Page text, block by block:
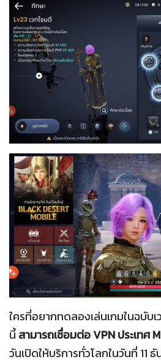
ใครที่อยากทดลองเล่นเกมในฉบับ
นี้สามารถเชื่อมต่อ VPN ประเทศ
วันเปิดให้บริการทั่วโลกในวันที่ 11